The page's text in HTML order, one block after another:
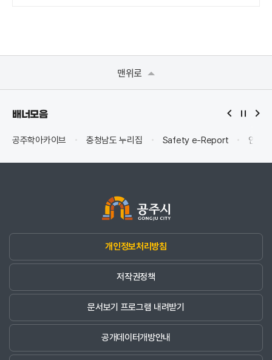
맨위로
배너모음
공주학아카이브 충청남도 누리집 Safety e-Report 안전
개인정보처리방침
저작권정책
문서보기 프로그램 내려받기
공개데이터개방안내